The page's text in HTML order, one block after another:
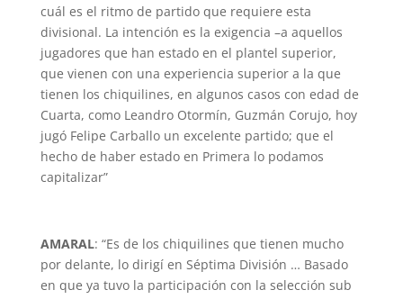
cuál es el ritmo de partido que requiere esta
divisional. La intención es la exigencia –a aquellos
jugadores que han estado en el plantel superior,
que vienen con una experiencia superior a la que
tienen los chiquilines, en algunos casos con edad de
Cuarta, como Leandro Otormín, Guzmán Corujo, hoy
jugó Felipe Carballo un excelente partido; que el
hecho de haber estado en Primera lo podamos
capitalizar”
AMARAL: “Es de los chiquilines que tienen mucho
por delante, lo dirigí en Séptima División … Basado
en que ya tuvo la participación con la selección sub